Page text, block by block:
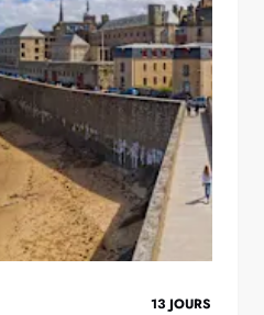
13 JOURS